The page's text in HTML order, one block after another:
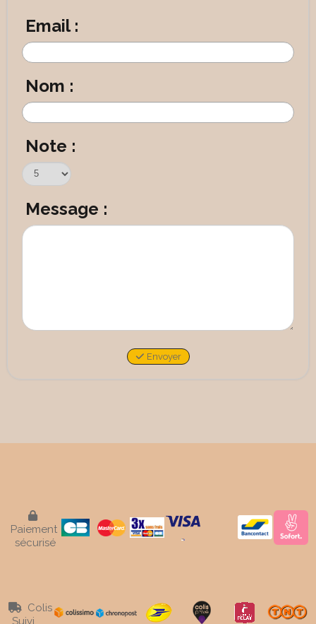
Email :
Nom :
Note :
Message :
Envoyer

Paiement
sécurisé

Colis
Suivi